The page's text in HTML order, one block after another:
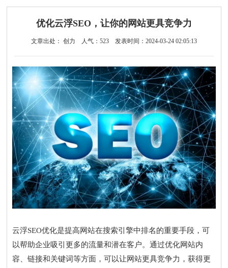
优化云浮SEO，让你的网站更具竞争力
文章出处： 创力 人气： 523 发表时间：2024-03-24 02:05:13
云浮SEO优化是提高网站在搜索引擎中排名的重要手段，可
以帮助企业吸引更多的流量和潜在客户。通过优化网站内
容、链接和关键词等方面，可以让网站更具竞争力，获得更